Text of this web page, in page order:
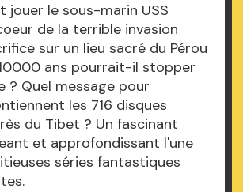
jouer le sous-marin USS
de la terrible invasion
sur un lieu sacré du Pérou
ans pourrait-il stopper
Quel message pour
les 716 disques
du Tibet ? Un fascinant
et approfondissant l'une
séries fantastiques